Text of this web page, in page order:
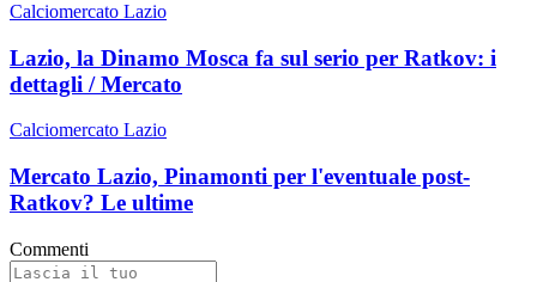
Calciomercato Lazio
Lazio, la Dinamo Mosca fa sul serio per Ratkov: i
dettagli / Mercato
Calciomercato Lazio
Mercato Lazio, Pinamonti per l'eventuale post-
Ratkov? Le ultime
Commenti